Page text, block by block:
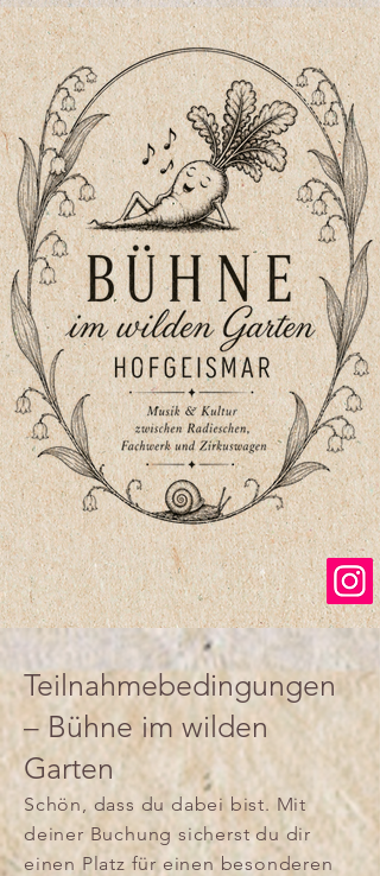
Teilnahmebedingungen
– Bühne im wilden
Garten
Schön, dass du dabei bist. Mit
deiner Buchung sicherst du dir
einen Platz für einen besonderen